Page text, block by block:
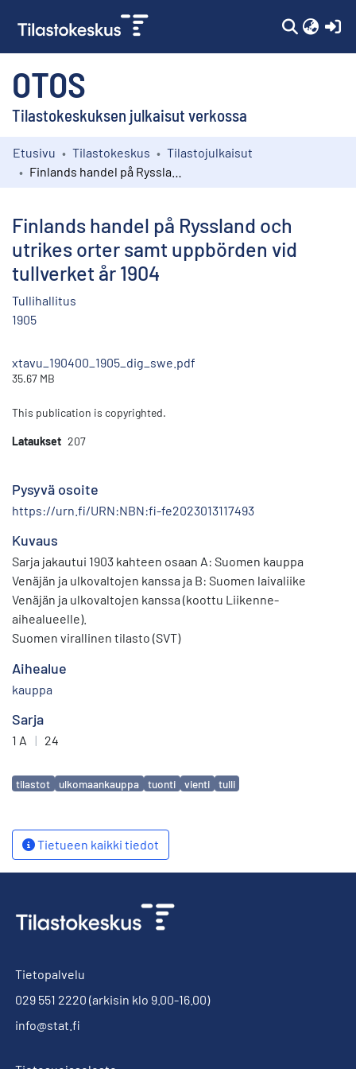
OTOS
Tilastokeskuksen julkaisut verkossa
Kokoelmat
Etusivu Tilastokeskus
Tilastojulkaisut
Finlands handel på Ryssland och
utrikes orter samt uppbörden vid
tullverket år 1904
Tullihallitus
1905
xtavu_190400_1905_dig_swe.pdf
35.67 MB
This publication is copyrighted.
Lataukset 207
Pysyvä osoite
https://urn.fi/URN:NBN:fi-fe2023013117493
Kuvaus
Sarja jakautui 1903 kahteen osaan A: Suomen kauppa
Venäjän ja ulkovaltojen kanssa ja B: Suomen laivaliike
Venäjän ja ulkovaltojen kanssa (koottu Liikenne-
aihealueelle).
Suomen virallinen tilasto (SVT)
Aihealue
kauppa
Sarja
1 A | 24
Avainsanat
tilastot ulkomaankauppa tuonti vienti tulli
Tietueen kaikki tiedot
Tietopalvelu
029 551 2220 (arkisin klo 9.00-16.00)
info@stat.fi